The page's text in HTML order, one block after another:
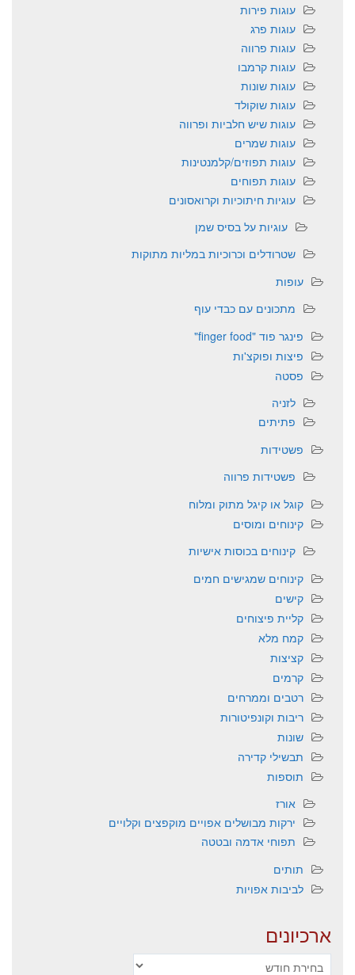
עוגות פירות
עוגות פרג
עוגות פרווה
עוגות קרמבו
עוגות שונות
עוגות שוקולד
עוגות שיש חלביות ופרווה
עוגות שמרים
עוגות תפוזים/קלמנטינות
עוגות תפוחים
עוגיות חיתוכיות וקרואסונים
עוגיות על בסיס שמן
שטרודלים וכרוכיות במליות מתוקות
עופות
מתכונים עם כבדי עוף
פינגר פוד "finger food"
פיצות ופוקצ'ות
פסטה
לזניה
פתיתים
פשטידות
פשטידות פרווה
קוגל או קיגל מתוק ומלוח
קינוחים ומוסים
קינוחים בכוסות אישיות
קינוחים שמגישים חמים
קישים
קליית פיצוחים
קמח מלא
קציצות
קרמים
רטבים וממרחים
ריבות וקונפיטורות
שונות
תבשילי קדירה
תוספות
אורז
ירקות מבושלים אפויים מוקפצים וקלויים
תפוחי אדמה ובטטה
תותים
לביבות אפויות
ארכיונים
ארכיונים